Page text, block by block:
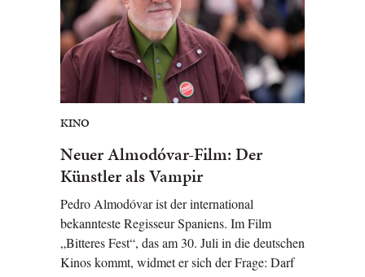
KINO
Neuer Almodóvar-Film: Der
Künstler als Vampir
Pedro Almodóvar ist der international
bekannteste Regisseur Spaniens. Im Film
„Bitteres Fest“, das am 30. Juli in die deutschen
Kinos kommt, widmet er sich der Frage: Darf